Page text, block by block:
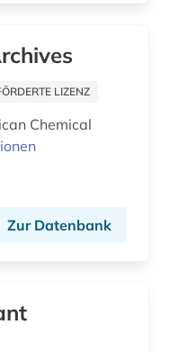
(1)
LIZENZ
Chemical
Zur Datenbank